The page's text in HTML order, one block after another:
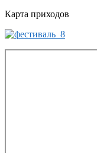
Карта приходов